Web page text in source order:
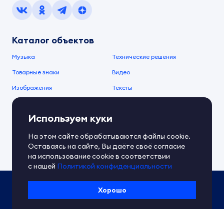
Каталог объектов
Музыка Технические решения
Товарные знаки Видео
Изображения Тексты
О компании
О сервисе
Документы IPEX Справочный центр
Контакты Обратная связь
Политика IPEX по обработке ПД
Условия использования платформы
Используем куки
На этом сайте обрабатываются файлы cookie.
Оставаясь на сайте, Вы даёте своё согласие
на использование cookie в соответствии
с нашей Политикой конфиденциальности
Хорошо